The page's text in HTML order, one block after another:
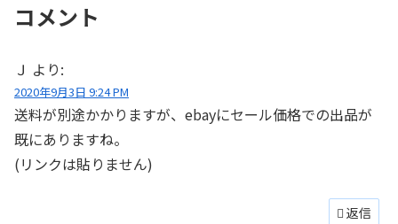
コメント
Ｊ より:
2020年9月3日 9:24 PM
送料が別途かかりますが、ebayにセール価格での出品が
既にありますね。
(リンクは貼りません)
返信